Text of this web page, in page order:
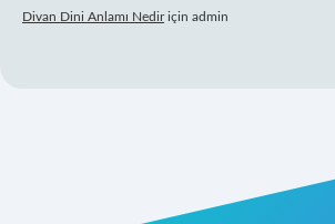
Divan Dini Anlamı Nediriçin admin